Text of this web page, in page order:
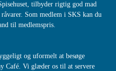
tilbyder rigtig god mad
Som medlem i SKS kan du
til medlemspris.
og uformelt at besøge
Café. Vi glæder os til at servere